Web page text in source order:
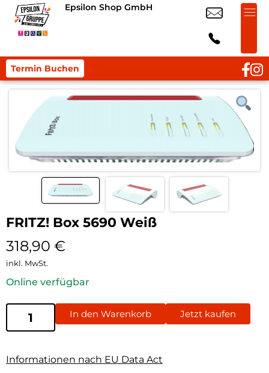
Epsilon Shop GmbH
Termin Buchen
FRITZ! Box 5690 Weiß
318,90 €
inkl. MwSt.
Online verfügbar
In den Warenkorb Jetzt kaufen
Informationen nach EU Data Act